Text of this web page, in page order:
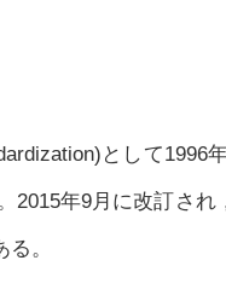
として1996
2015年9月に改訂さ
。